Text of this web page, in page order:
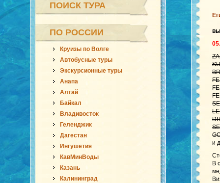
ПОИСК ТУРА
ПО РОССИИ
Круизы по Волге
Автобусные туры
Экскурсионные туры
Анапа
Алтай
Байкал
Владивосток
Геленджик
Дагестан
Ингушетия
КавМинВоды
Казань
Калининград
и
В